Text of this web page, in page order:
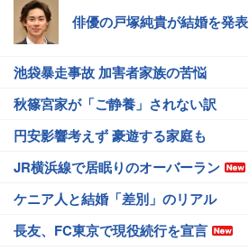
俳優の戸塚純貴が結婚を発表
池袋暴走事故 加害者家族の苦悩
秋篠宮家が「ご静養」されない訳
円安影響考えず 豪遊する家庭も
JR横浜線で居眠りのオーバーラン
ケニア人と結婚「差別」のリアル
長友、FC東京で現役続行を宣言